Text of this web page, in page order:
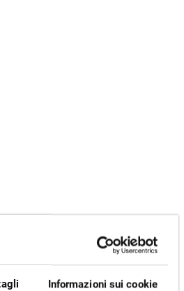
Informazioni sui cookie